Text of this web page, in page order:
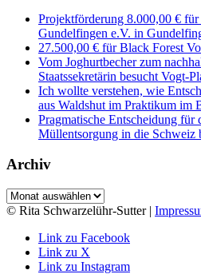
Projektförderung 8.000,00 €
Gundelfingen e.V. in
27.500,00 € für Black Forest
Vom Joghurtbecher zum
Staatssekretärin besucht Vogt-
Ich wollte verstehen, wie
aus Waldshut im Praktikum im
Pragmatische Entscheidung für
Müllentsorgung in die Schweiz
Archiv
Archiv
© Rita Schwarzelühr-Sutter |
Link zu Facebook
Link zu X
Link zu Instagram